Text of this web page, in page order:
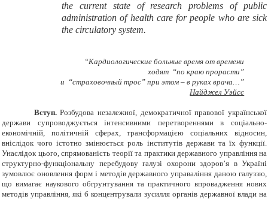
the current state of research
problems of public
administration of health care for people who are sick
the circulatory system.
“Кардиологические больные время от времени
ходят “по краю прорасти”
и “страховочный трос” при этом – в руках врача…”
Найджел Уэйсс
Вступ.Розбудова незалежної, демократичної правової української
держави супроводжується інтенсивними перетвореннями в соціально-
економічній, політичній сферах, трансформацією соціальних відносин,
вніслідок чого істотно змінюється роль інститутів держави та їх функції.
Унаслідок цього, спрямованість теорії та практики державного управління на
структурно-функціональну перебудову галузі охорони здоров’я в Україні
зумовлює оновлення форм і методів державного управаління даною галуззю,
що вимагає наукового обгрунтування та практичного впровадження нових
методів управління, які б концентрували зусилля органів державної влади на